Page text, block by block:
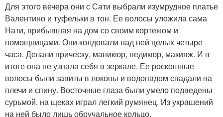
Для этого вечера они с Сати выбрали изумрудное платье
Валентино и туфельки в тон. Ее волосы уложила сама
Нати, прибывшая на дом со своим кортежом и
помощницами. Они колдовали над ней целых четыре
часа. Делали прическу, маникюр, педикюр, макияж. И в
итоге она не узнала себя в зеркале. Ее роскошные
волосы были завиты в локоны и водопадом спадали на
плечи и спину. Восточные глаза были умело подведены
сурьмой, на щеках играл легкий румянец. Из украшений
на ней было лишь обручальное кольцо.